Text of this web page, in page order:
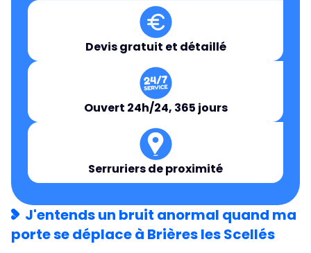
Devis gratuit et détaillé
Ouvert 24h/24, 365 jours
Serruriers de proximité
J'entends un bruit anormal quand ma
porte se déplace à Brières les Scellés